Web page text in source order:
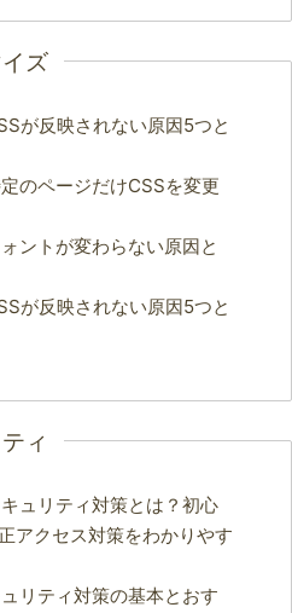
ズ
が反映されない原因5つと
のページだけCSSを変更
ントが変わらない原因と
が反映されない原因5つと
ィ
ュリティ対策とは？初心
アクセス対策をわかりやす
リティ対策の基本とおす